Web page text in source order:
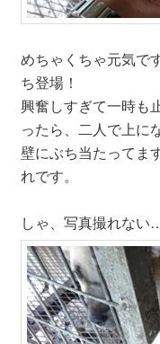
めちゃくちゃ元気で
ち登場！
興奮しすぎて一時も
ったら、二人で上に
壁にぶち当たってま
れです。
しゃ、写真撮れない